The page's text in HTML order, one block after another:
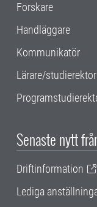
Forskare
Handläggare
Kommunikatör
Lärare/studierektor
Senaste nytt
Driftinformation
Lediga